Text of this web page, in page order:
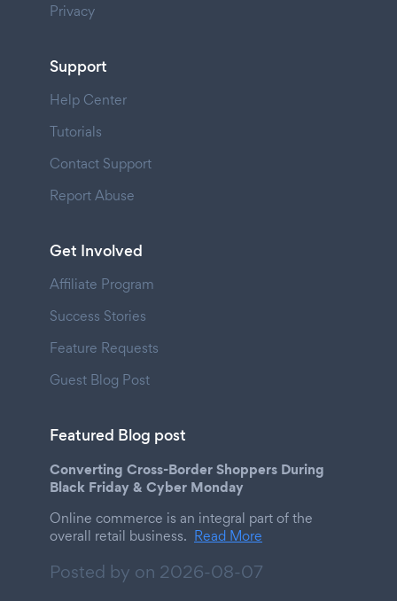
Privacy
Support
Help Center
Tutorials
Contact Support
Report Abuse
Get Involved
Affiliate Program
Success Stories
Feature Requests
Guest Blog Post
Featured Blog post
Converting Cross-Border Shoppers During
Black Friday & Cyber Monday
Online commerce is an integral part of the
overall retail business. Read More
Posted by on 2026-08-07